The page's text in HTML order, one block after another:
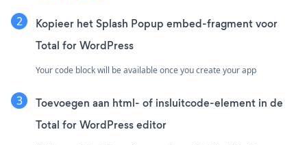
Kopieer het Splash Popup embed-fragment voor
Total for WordPress
Your code block will be available once you create your app
Toevoegen aan html- of insluitcode-element in de
Total for WordPress editor